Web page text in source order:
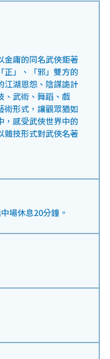
金庸的同名武俠鉅著
正」、「邪」雙方的
江湖恩怨、陰謀詭計
、武術、舞蹈、戲
術形式，讓觀眾猶如
，感受武俠世界中的
雜技形式對武俠名著
場休息20分鐘。